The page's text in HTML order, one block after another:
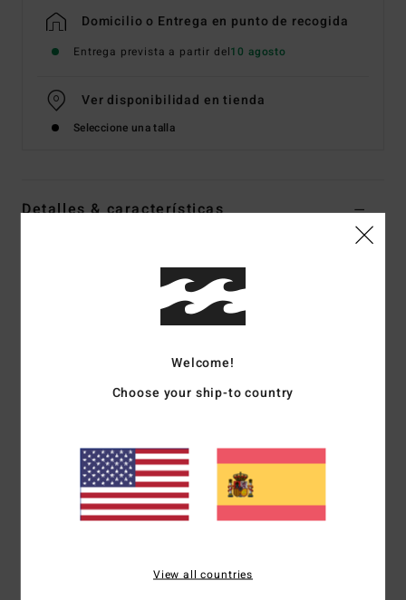
Domicilio o Entrega en punto de recogida
Entrega prevista a partir del10 agosto
Ver disponibilidad en tienda
Seleccione una talla
Detalles & características
Código de color
algodón (210 g/m²)
overlock contrastadas
Acabado con teñido intenso de pigmentos y lavado a las
Welcome!
Choose your ship-to country
View all countries